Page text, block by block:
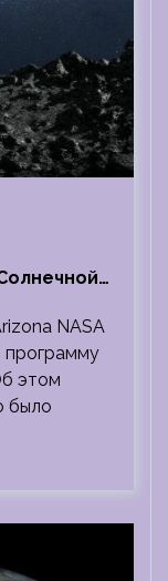
NASA
программу
этом
было